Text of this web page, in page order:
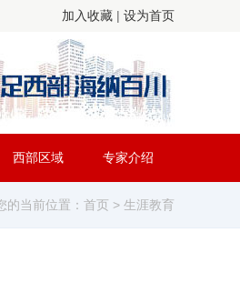
加入收藏 | 设为首页
西部区域 专家介绍
的当前位置： 首页 > 生涯教育